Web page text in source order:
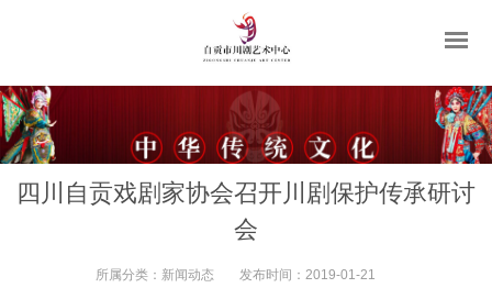
四川自贡戏剧家协会召开川剧保护传承研讨
会
所属分类： 新闻动态 发布时间： 2019-01-21